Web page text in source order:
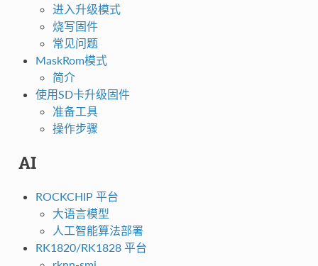
进入升级模式
烧写固件
常见问题
MaskRom模式
简介
使用SD卡升级固件
准备工具
操作步骤
AI
ROCKCHIP 平台
大语言模型
人工智能算法部署
RK1820/RK1828 平台